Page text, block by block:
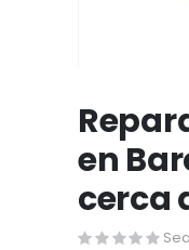
al
comienzo
de
galería
de
en
cerca